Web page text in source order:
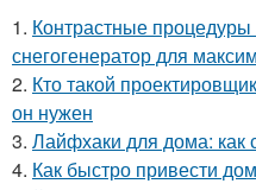
1. Контрастные процедуры
снегогенератор для
2. Кто такой
он нужен
3. Лайфхаки для дома: как
4. Как быстро привести